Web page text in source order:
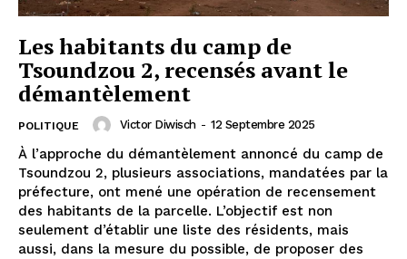
Les habitants du camp de
Tsoundzou 2, recensés avant le
démantèlement
POLITIQUE Victor Diwisch - 12 Septembre 2025
À l’approche du démantèlement annoncé du camp de
Tsoundzou 2, plusieurs associations, mandatées par la
préfecture, ont mené une opération de recensement
des habitants de la parcelle. L’objectif est non
seulement d’établir une liste des résidents, mais
aussi, dans la mesure du possible, de proposer des